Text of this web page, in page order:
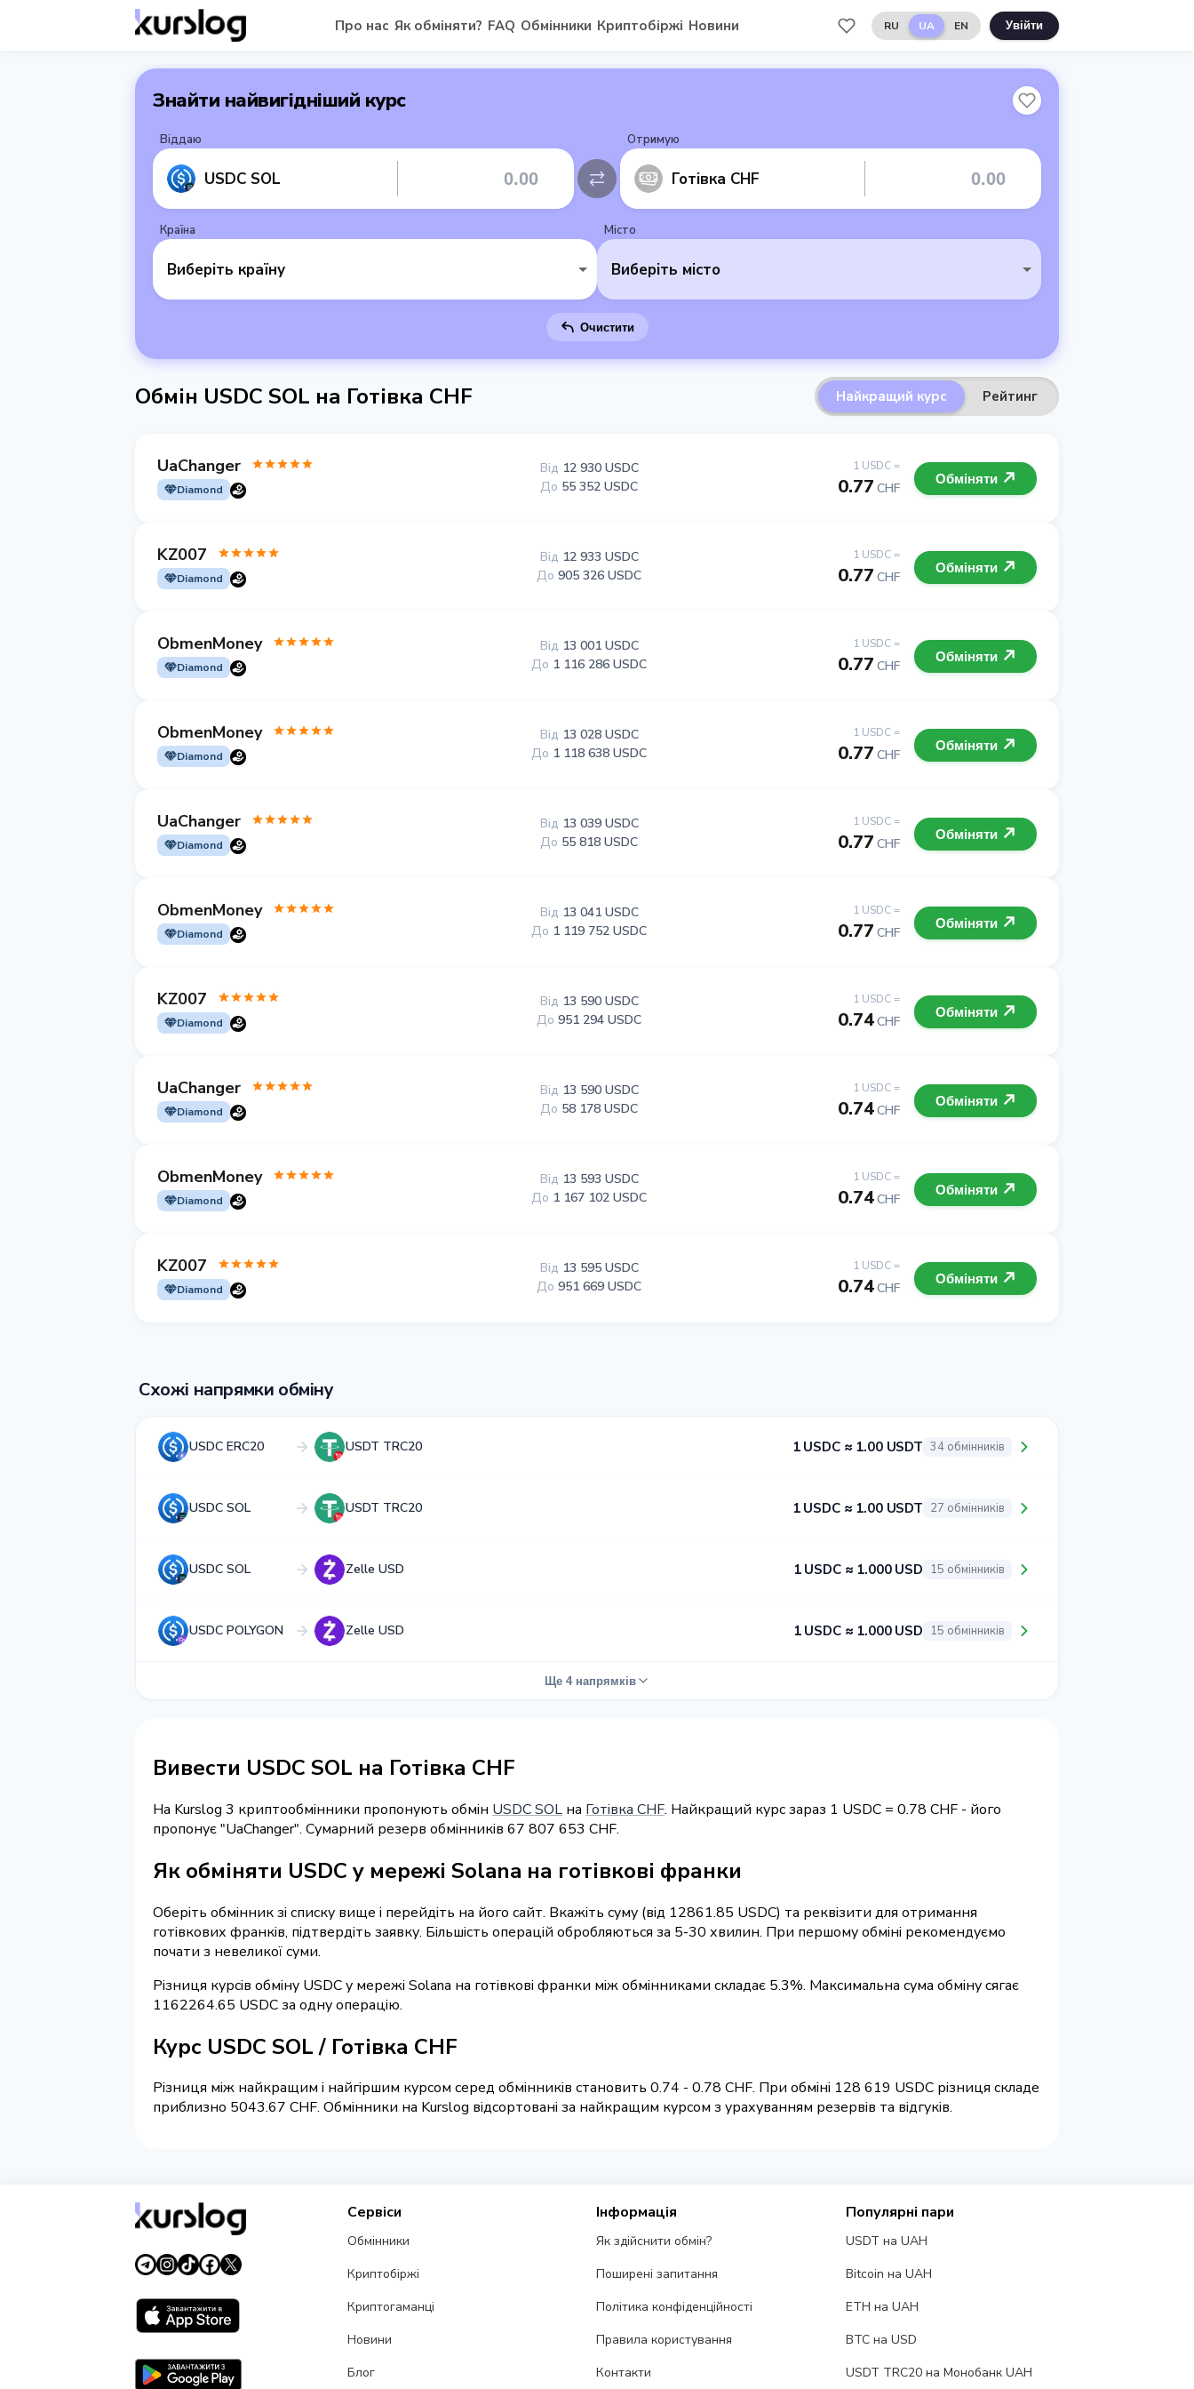
Про нас Як обміняти? FAQ Обмінники Криптобіржі Новини RU UA EN Увійти
Знайти найвигідніший курс
Віддаю
USDC SOL
Отримую
Готівка CHF
Країна
Виберіть країну
Місто
Виберіть місто
Очистити
Обмін USDC SOL на Готівка CHF Найкращий курс Рейтинг
UaChanger
Diamond
1 USDC =
0.77 CHF
Від 12 930 USDC
До 55 352 USDC Обміняти
KZ007
Diamond
1 USDC =
0.77 CHF
Від 12 933 USDC
До 905 326 USDC Обміняти
ObmenMoney
Diamond
1 USDC =
0.77 CHF
Від 13 001 USDC
До 1 116 286 USDC Обміняти
ObmenMoney
Diamond
1 USDC =
0.77 CHF
Від 13 028 USDC
До 1 118 638 USDC Обміняти
UaChanger
Diamond
1 USDC =
0.77 CHF
Від 13 039 USDC
До 55 818 USDC Обміняти
ObmenMoney
Diamond
1 USDC =
0.77 CHF
Від 13 041 USDC
До 1 119 752 USDC Обміняти
KZ007
Diamond
1 USDC =
0.74CHF
Від 13 590 USDC
До 951 294 USDC Обміняти
UaChanger
Diamond
1 USDC =
0.74CHF
Від 13 590 USDC
До 58 178 USDC Обміняти
ObmenMoney
Diamond
1 USDC =
0.74CHF
Від 13 593 USDC
До 1 167 102 USDC Обміняти
KZ007
Diamond
1 USDC =
0.74CHF
Від 13 595 USDC
До 951 669 USDC Обміняти
Схожі напрямки обміну
USDC ERC20 USDT TRC20 1 USDC ≈ 1.00 USDT 34 обмінників
USDC SOL USDT TRC20 1 USDC ≈ 1.00 USDT 27 обмінників
USDC SOL Zelle USD 1 USDC ≈ 1.000 USD 15 обмінників
USDC POLYGON Zelle USD 1 USDC ≈ 1.000 USD 15 обмінників
Ще 4 напрямків
Вивести USDC SOL на Готівка CHF
На Kurslog 3 криптообмінники пропонують обмін USDC SOL на Готівка CHF. Найкращий курс зараз 1 USDC = 0.78 CHF - його
пропонує "UaChanger". Сумарний резерв обмінників 67 807 653 CHF.
Як обміняти USDC у мережі Solana на готівкові франки
Оберіть обмінник зі списку вище і перейдіть на його сайт. Вкажіть суму (від 12861.85 USDC) та реквізити для отримання
готівкових франків, підтвердіть заявку. Більшість операцій обробляються за 5-30 хвилин. При першому обміні рекомендуємо
почати з невеликої суми.
Різниця курсів обміну USDC у мережі Solana на готівкові франки між обмінниками складає 5.3%. Максимальна сума обміну сягає
1162264.65 USDC за одну операцію.
Курс USDC SOL / Готівка CHF
Різниця між найкращим і найгіршим курсом серед обмінників становить 0.74 - 0.78 CHF. При обміні 128 619 USDC різниця складе
приблизно 5043.67 CHF. Обмінники на Kurslog відсортовані за найкращим курсом з урахуванням резервів та відгуків.
Сервіси
Обмінники
Криптобіржі
Криптогаманці
Новини
Блог
Інформація
Як здійснити обмін?
Поширені запитання
Політика конфіденційності
Правила користування
Контакти
Популярні пари
USDT на UAH
Bitcoin на UAH
ETH на UAH
BTC на USD
USDT TRC20 на Монобанк UAH